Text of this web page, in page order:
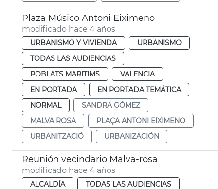
Plaza Músico Antoni Eiximeno
modificado hace 4 años
URBANISMO Y VIVIENDA
URBANISMO
TODAS LAS AUDIENCIAS
POBLATS MARITIMS
VALENCIA
EN PORTADA
EN PORTADA TEMÁTICA
NORMAL
SANDRA GÓMEZ
MALVA ROSA
PLAÇA ANTONI EIXIMENO
URBANITZACIÓ
URBANIZACIÓN
Reunión vecindario Malva-rosa
modificado hace 4 años
ALCALDÍA
TODAS LAS AUDIENCIAS